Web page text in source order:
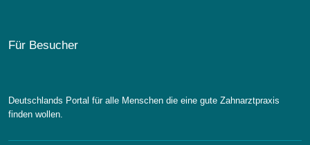
Für Besucher
Deutschlands Portal für alle Menschen die eine gute Zahnarztpraxis
finden wollen.